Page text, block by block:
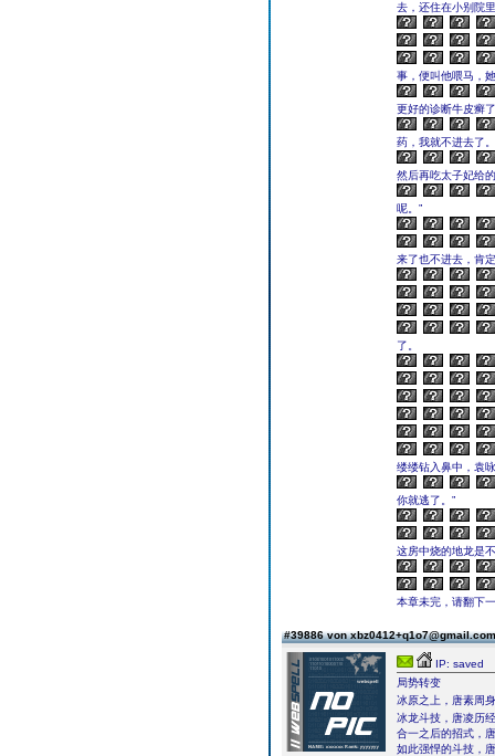
去，还住在小别院
事，便叫他喂马，
更好的诊断牛皮癣
药，我就不进去了。
然后再吃太子妃给
呢。”
来了也不进去，肯
了。
缕缕钻入鼻中，袁
你就逃了。”
这房中烧的地龙是
本章未完，请翻下
#39886 von
IP: saved
局势转变
冰原之上，唐素周
冰龙斗技，唐凌历
合一之后的招式，
如此强悍的斗技，